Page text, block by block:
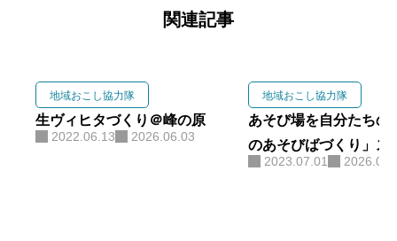
家の蔵を改装した拠点整備やコー
実務経験の積み重ねを行っていま
す。 行政経験、法的な専門知識、
そして珈琲という事業面を活か
し、須坂市の蔵の町並みを未来へ
関連記事
地域おこし協力隊
生ヴィヒタづくり＠峰の原
2022.06.13 2026.06.03
地域おこし協力隊
あそび場を自分たちの
のあそびばづくり」ス
した！
2023.07.01